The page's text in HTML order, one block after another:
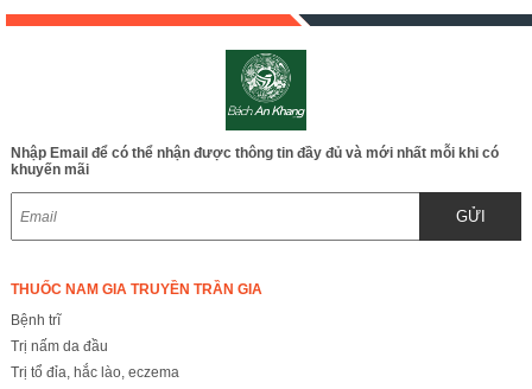
Nhập Email để có thể nhận được thông tin đầy đủ và mới nhất mỗi khi có
khuyến mãi
GỬI
THUỐC NAM GIA TRUYỀN TRẦN GIA
Bệnh trĩ
Trị nấm da đầu
Trị tổ đỉa, hắc lào, eczema